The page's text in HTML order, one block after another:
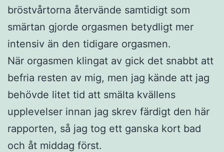
bröstvårtorna återvände samtidigt som
smärtan gjorde orgasmen betydligt mer
intensiv än den tidigare orgasmen.
När orgasmen klingat av gick det snabbt att
befria resten av mig, men jag kände att jag
behövde litet tid att smälta kvällens
upplevelser innan jag skrev färdigt den här
rapporten, så jag tog ett ganska kort bad
och åt middag först.